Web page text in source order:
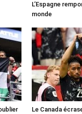
L’Espagne
monde
Le Canada